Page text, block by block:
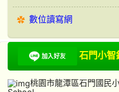
數位讀寫網
石門小智
桃園市龍潭區石門國民